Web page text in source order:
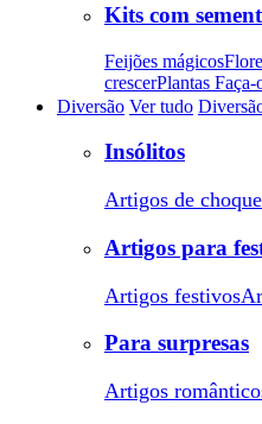
Kits com
Feijões mágicos
crescerPlantas
Diversão Ver tudo
Insólitos
Artigos de
Artigos para
Artigos festivos
Para surpresas
Artigos